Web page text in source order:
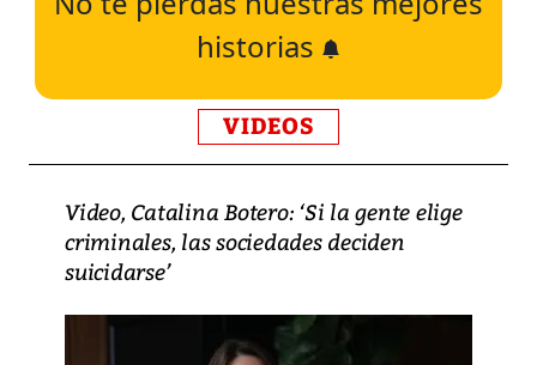
historias
VIDEOS
Video, Catalina Botero: ‘Si la gente elige
criminales, las sociedades deciden
suicidarse’